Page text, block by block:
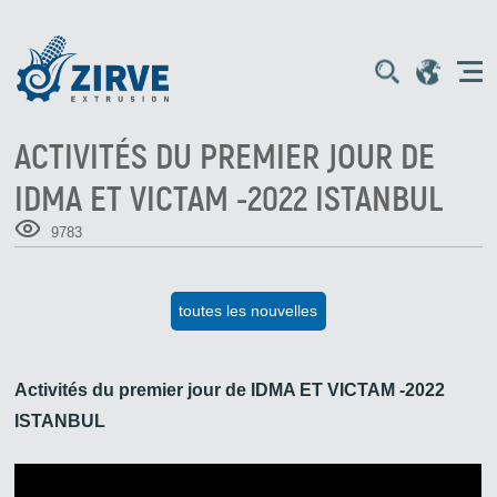
ACTIVITÉS DU PREMIER JOUR DE
IDMA ET VICTAM -2022 ISTANBUL
9783
toutes les nouvelles
Activités du premier jour de IDMA ET VICTAM -2022
ISTANBUL